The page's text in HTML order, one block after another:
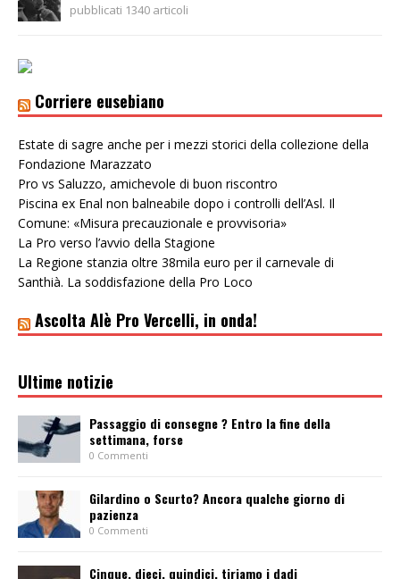
pubblicati 1340 articoli
Corriere eusebiano
Estate di sagre anche per i mezzi storici della collezione della
Fondazione Marazzato
Pro vs Saluzzo, amichevole di buon riscontro
Piscina ex Enal non balneabile dopo i controlli dell’Asl. Il
Comune: «Misura precauzionale e provvisoria»
La Pro verso l’avvio della Stagione
La Regione stanzia oltre 38mila euro per il carnevale di
Santhià. La soddisfazione della Pro Loco
Ascolta Alè Pro Vercelli, in onda!
Ultime notizie
Passaggio di consegne ? Entro la fine della
settimana, forse
0 Commenti
Gilardino o Scurto? Ancora qualche giorno di
pazienza
0 Commenti
Cinque, dieci, quindici, tiriamo i dadi